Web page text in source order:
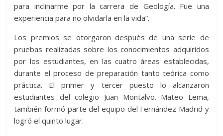
para inclinarme por la carrera de Geología. Fue una
experiencia para no olvidarla en la vida”.
Los premios se otorgaron después de una serie de
pruebas realizadas sobre los conocimientos adquiridos
por los estudiantes, en las cuatro áreas establecidas,
durante el proceso de preparación tanto teórica como
práctica. El primer y tercer puesto lo alcanzaron
estudiantes del colegio Juan Montalvo. Mateo Lema,
también formó parte del equipo del Fernández Madrid y
logró el quinto lugar.